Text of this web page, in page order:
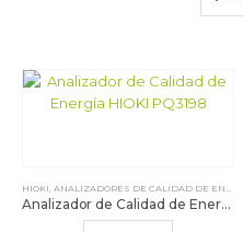
HIOKI, ANALIZADORES DE CALIDAD DE ENERGÍA
Analizador de Calidad de Energía HIOKI PQ3198